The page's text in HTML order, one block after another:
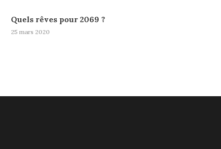
Quels rêves pour 2069 ?
25 mars 2020